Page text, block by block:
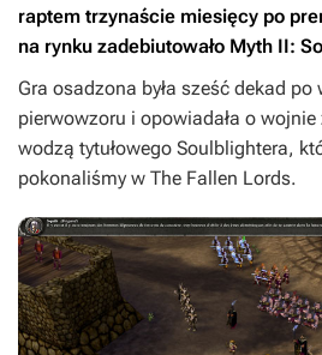
raptem trzynaście miesięcy po
na rynku zadebiutowało Myth II:
Gra osadzona była sześć dekad po
pierwowzoru i opowiadała o
wodzą tytułowego Soulblightera,
pokonaliśmy w The Fallen Lords.